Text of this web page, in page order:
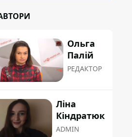
Ольга
Палій
РЕДАКТОР
Ліна
Кіндратюк
ADMIN